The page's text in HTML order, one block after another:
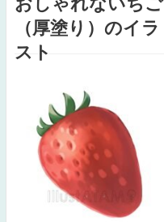
（厚塗り）のイラ
スト